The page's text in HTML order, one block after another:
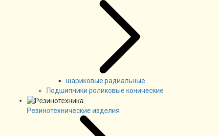
шариковые радиальные
Подшипники роликовые конические
Резинотехнические изделия